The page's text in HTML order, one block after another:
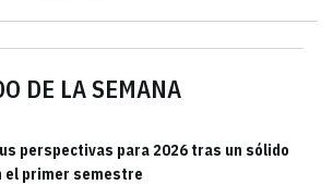
DE LA SEMANA
perspectivas para 2026 tras un sólido
el primer semestre